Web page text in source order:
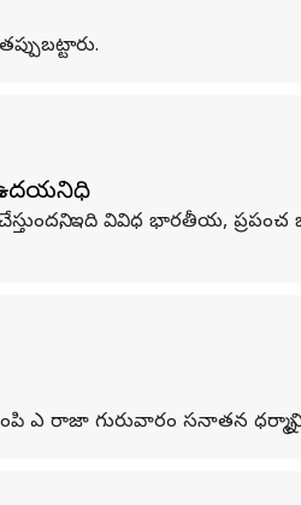
ఉదయనిధి
ఇది వివిధ భారతీయ,
ఎ రాజా గురువారం సనాతన